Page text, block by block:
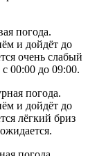
погода.
и дойдёт до
очень слабый
с 00:00 до 09:00.
погода.
и дойдёт до
лёгкий бриз